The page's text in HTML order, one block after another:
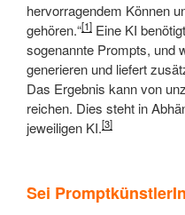
hervorragendem Können
gehören.“[1] Eine KI
sogenannte Prompts, und
generieren und liefert
Das Ergebnis kann von
reichen. Dies steht in
jeweiligen KI.[3]
Sei PromptkünstlerIn